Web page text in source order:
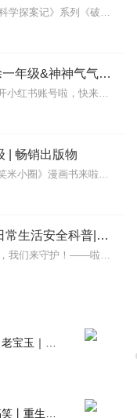
【适听年龄】7岁+《猴子警长科学探案记》系列《破坏者联盟篇1·猴子警长科学探案记》>>>《破坏者联盟篇2·猴子警长科学探案记》>>>《破坏者联盟篇3·猴子警长科...
李哪吒上学记｜稀里糊涂一年级&神神气气二年级
其他互动【东海小学李哪吒】开小红书账号啦，快来关注和李哪吒成为好朋友！有机会免费领儿童会员、官方周边！【点击加入】东海小学广播站圈子，更多互动！李哪吒全新冒险番...
| 畅销出版物
★米小圈漫画书发布啦★《爆笑米小圈》漫画书来啦《米小圈上学记》一二三年级正版广播剧！《米小圈上学记》系列是儿童作家北猫最新创作的儿童小说系列，作品诙谐幽默、好...
安全警长啦咘啦哆|幼儿日常生活安全科普|宝宝巴士
【适听年龄】4岁+孩子的安全，我们来守护！——啦咘啦哆警长宣孩子天生爱冒险，好奇心爆棚！不是在大马路上比赛跑，就是踩着椅子上下跳，怎样才能保护孩子平安长大？听...